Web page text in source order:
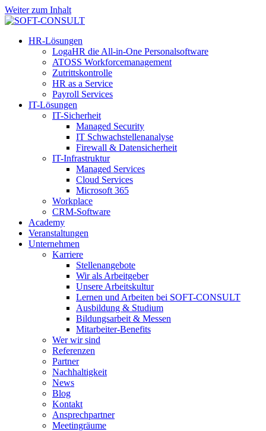
Weiter zum Inhalt
HR-Lösungen
LogaHR die All-in-One Personalsoftware
ATOSS Workforcemanagement
Zutrittskontrolle
HR as a Service
Payroll Services
IT-Lösungen
IT-Sicherheit
Managed Security
IT Schwachstellenanalyse
Firewall & Datensicherheit
IT-Infrastruktur
Managed Services
Cloud Services
Microsoft 365
Workplace
CRM-Software
Academy
Veranstaltungen
Unternehmen
Karriere
Stellenangebote
Wir als Arbeitgeber
Unsere Arbeitskultur
Lernen und Arbeiten bei SOFT-CONSULT
Ausbildung & Studium
Bildungsarbeit & Messen
Mitarbeiter-Benefits
Wer wir sind
Referenzen
Partner
Nachhaltigkeit
News
Blog
Kontakt
Ansprechpartner
Meetingräume